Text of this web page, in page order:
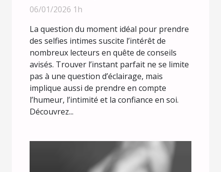
06/01/2026 1h
La question du moment idéal pour prendre
des selfies intimes suscite l’intérêt de
nombreux lecteurs en quête de conseils
avisés. Trouver l’instant parfait ne se limite
pas à une question d’éclairage, mais
implique aussi de prendre en compte
l’humeur, l’intimité et la confiance en soi.
Découvrez...